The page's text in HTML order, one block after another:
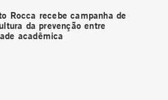
Rocca recebe campanha de
da prevenção entre
acadêmica